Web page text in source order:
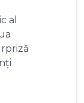
al